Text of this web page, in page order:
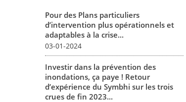
Pour des Plans particuliers
d’intervention plus opérationnels et
adaptables à la crise...
03-01-2024
Investir dans la prévention des
inondations, ça paye ! Retour
d’expérience du Symbhi sur les trois
crues de fin 2023...